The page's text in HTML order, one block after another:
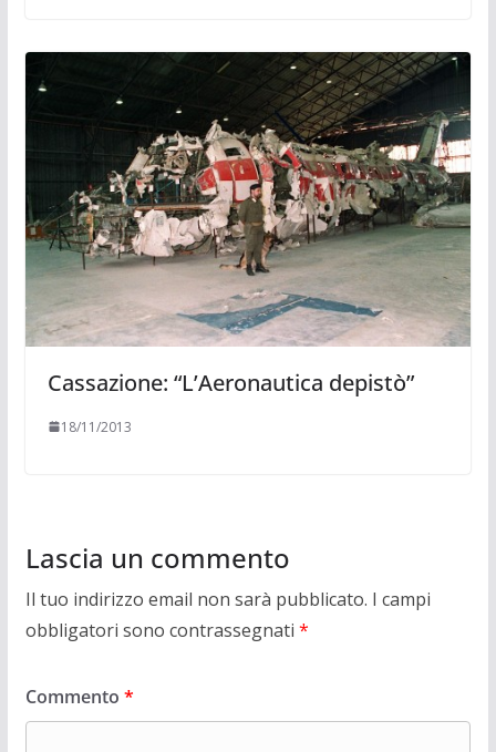
Cassazione: “L’Aeronautica depistò”
18/11/2013
Lascia un commento
Il tuo indirizzo email non sarà pubblicato. I campi
obbligatori sono contrassegnati *
Commento *